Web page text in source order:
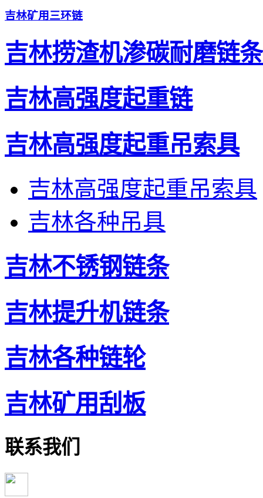
吉林矿用三环链
吉林捞渣机渗碳耐磨链条
吉林高强度起重链
吉林高强度起重吊索具
吉林高强度起重吊索具
吉林各种吊具
吉林不锈钢链条
吉林提升机链条
吉林各种链轮
吉林矿用刮板
联系我们